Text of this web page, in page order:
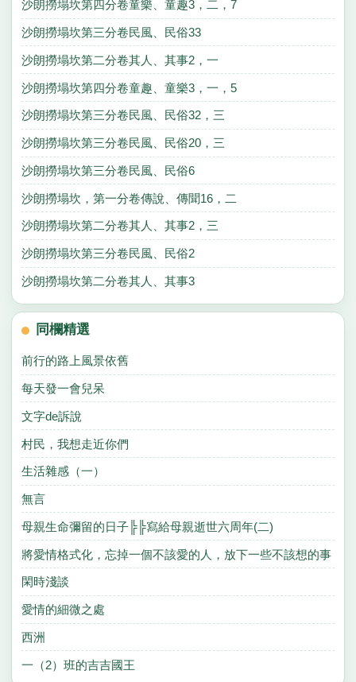
沙朗撈塌坎第四分卷童樂、童趣3，二，7
沙朗撈塌坎第三分卷民風、民俗33
沙朗撈塌坎第二分卷其人、其事2，一
沙朗撈塌坎第四分卷童趣、童樂3，一，5
沙朗撈塌坎第三分卷民風、民俗32，三
沙朗撈塌坎第三分卷民風、民俗20，三
沙朗撈塌坎第三分卷民風、民俗6
沙朗撈塌坎，第一分卷傳說、傳聞16，二
沙朗撈塌坎第二分卷其人、其事2，三
沙朗撈塌坎第三分卷民風、民俗2
沙朗撈塌坎第二分卷其人、其事3
同欄精選
前行的路上風景依舊
每天發一會兒呆
文字de訴說
村民，我想走近你們
生活雜感（一）
無言
母親生命彌留的日子╠╠寫給母親逝世六周年(二)
將愛情格式化，忘掉一個不該愛的人，放下一些不該想的事
閑時淺談
愛情的細微之處
西洲
一（2）班的吉吉國王